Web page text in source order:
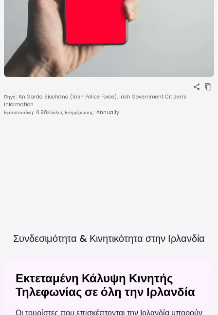
Πηγή: An Garda Síochána (Irish Police Force), Irish Government Citizen's
Information
Εμπιστοσύνη: 0.98Κύκλος Ενημέρωσης: Annually
Συνδεσιμότητα & Κινητικότητα στην Ιρλανδία
Εκτεταμένη Κάλυψη Κινητής
Τηλεφωνίας σε όλη την Ιρλανδία
Οι τουρίστες που επισκέπτονται την Ιρλανδία μπορούν